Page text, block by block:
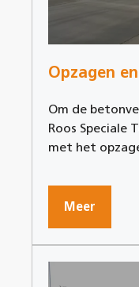
Om de
Roos Speciale
met het
Meer